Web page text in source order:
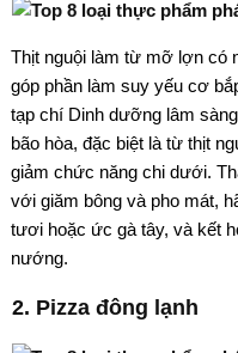
Thịt nguội làm từ mỡ lợn có
góp phần làm suy yếu cơ
tạp chí Dinh dưỡng lâm
bão hòa, đặc biệt là từ thịt
giảm chức năng chi dưới.
với giăm bông và pho mát,
tươi hoặc ức gà tây, và kết
nướng.
2. Pizza đông lạnh